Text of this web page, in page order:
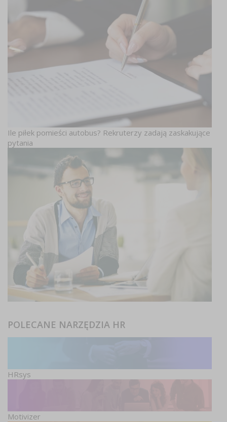
Ile piłek pomieści autobus? Rekruterzy zadają zaskakujące
pytania
POLECANE NARZĘDZIA HR
HRsys
Motivizer